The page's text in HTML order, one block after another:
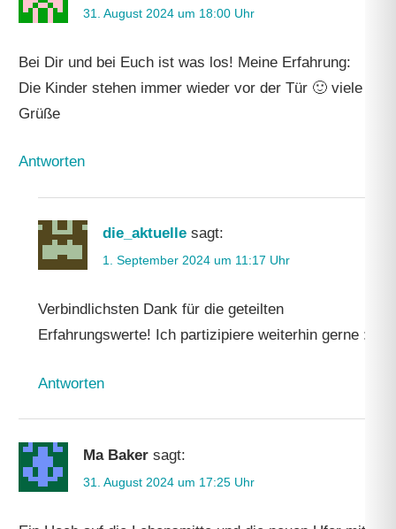
31. August 2024 um 18:00 Uhr
Bei Dir und bei Euch ist was los! Meine Erfahrung:
Die Kinder stehen immer wieder vor der Tür 🙂 viele
Grüße
Antworten
die_aktuelle sagt:
1. September 2024 um 11:17 Uhr
Verbindlichsten Dank für die geteilten
Erfahrungswerte! Ich partizipiere weiterhin gerne :).
Antworten
Ma Baker sagt:
31. August 2024 um 17:25 Uhr